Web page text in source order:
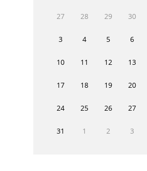
27 28 29 30
3 4 5 6
10 11 12 13
17 18 19 20
24 25 26 27
31 1 2 3